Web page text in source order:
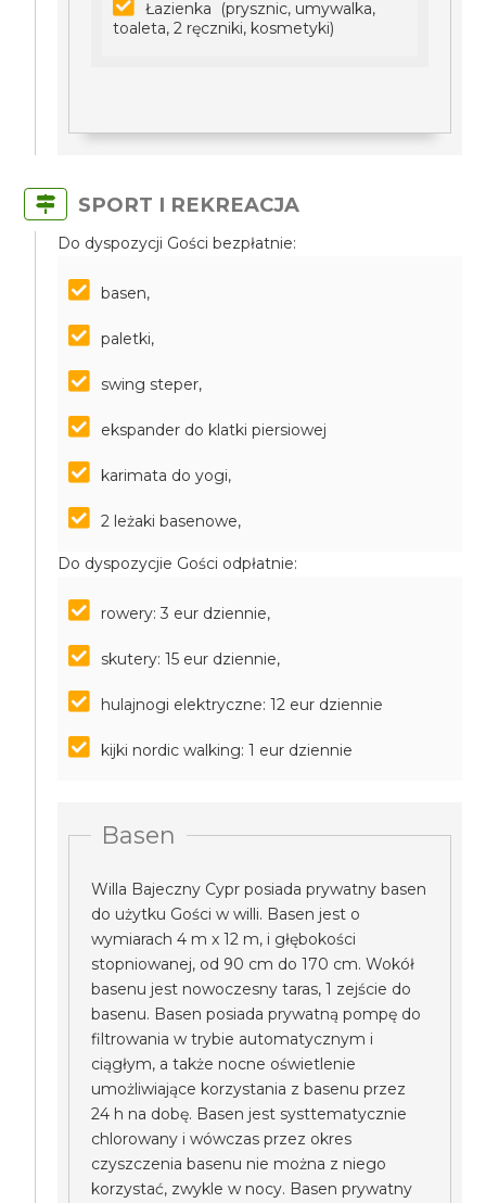
Łazienka (prysznic, umywalka,
toaleta, 2 ręczniki, kosmetyki)
SPORT I REKREACJA
Do dyspozycji Gości bezpłatnie:
basen,
paletki,
swing steper,
ekspander do klatki piersiowej
karimata do yogi,
2 leżaki basenowe,
Do dyspozycjie Gości odpłatnie:
rowery: 3 eur dziennie,
skutery: 15 eur dziennie,
hulajnogi elektryczne: 12 eur dziennie
kijki nordic walking: 1 eur dziennie
Basen
Willa Bajeczny Cypr posiada prywatny basen
do użytku Gości w willi. Basen jest o
wymiarach 4 m x 12 m, i głębokości
stopniowanej, od 90 cm do 170 cm. Wokół
basenu jest nowoczesny taras, 1 zejście do
basenu. Basen posiada prywatną pompę do
filtrowania w trybie automatycznym i
ciągłym, a także nocne oświetlenie
umożliwiające korzystania z basenu przez
24 h na dobę. Basen jest systtematycznie
chlorowany i wówczas przez okres
czyszczenia basenu nie można z niego
korzystać, zwykle w nocy. Basen prywatny